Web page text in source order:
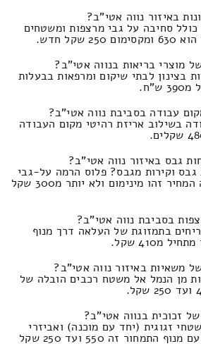
באיזור נווה אטי"ב?
סחיבה על גבי מרצפות ומשטחים
חדש.
מוצרי בריאות בנווה אטי"ב?
בצינון לבתי שיקום ומרפאות בבעלות
עבודה בסביבת נווה אטי"ב?
בשילוב אריזת רהיטי מקום העבודה
גבס באיזור נווה אטי"ב?
וקירות מגבס? פלוס הרמה על-גבי
משטחי הארגזים ואריזה המחיר זהו מינימום ולא יותר מ300 שקל
בסביבת נווה אטי"ב?
בתמזוגת של העלאה דרך מנוף
מ410 שקל.
משאיות באיזור נווה אטי"ב?
מן הנמל אל משטח רכבים הובלה של
זכוכית בנווה אטי"ב?
זגוגית (יחד עם מוכנה) ואביזרי
זכוכית ששוקלים הרבה עם מנוף התמחור זה 550 ועד 250 שקל